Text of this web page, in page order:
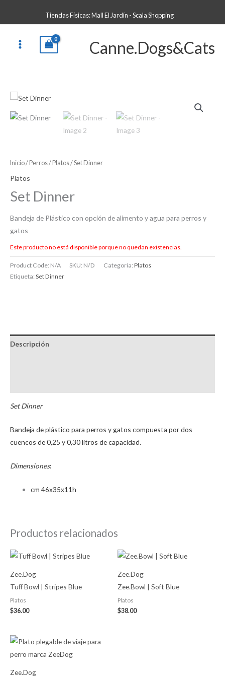
Tiendas Físicas: Mall El Jardín - Scala Shopping
Canne.Dogs&Cats
Inicio/ Perros/ Platos/ Set Dinner
Platos
Set Dinner
Bandeja de Plástico con opción de alimento y agua para perros y
gatos
Este producto no está disponible porque no quedan existencias.
Product Code: N/A SKU: N/D Categoría:Platos
Etiqueta:Set Dinner
Descripción
Set Dinner
Bandeja de plástico para perros y gatos compuesta por dos
cuencos de 0,25 y 0,30 litros de capacidad.
Dimensiones:
cm 46x35x11h
Productos relacionados
Zee.Dog
Tuff Bowl | Stripes Blue
Platos
$36.00
Zee.Dog
Zee.Bowl | Soft Blue
Platos
$38.00
Zee.Dog